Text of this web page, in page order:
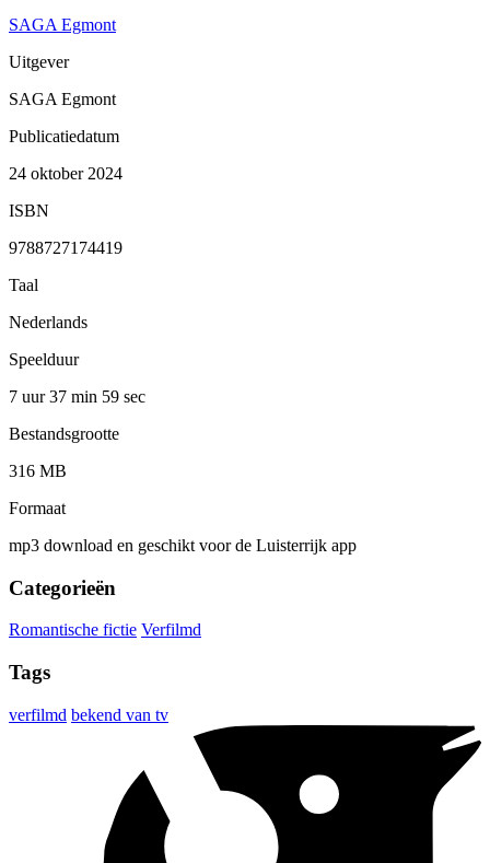
SAGA Egmont
Uitgever
SAGA Egmont
Publicatiedatum
24 oktober 2024
ISBN
9788727174419
Taal
Nederlands
Speelduur
7 uur 37 min 59 sec
Bestandsgrootte
316 MB
Formaat
mp3 download en geschikt voor de Luisterrijk app
Categorieën
Romantische fictie Verfilmd
Tags
verfilmd bekend van tv